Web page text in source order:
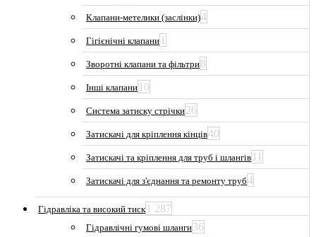
Клапани-метелики (заслінки)4
Гігієнічні клапани 1
Зворотні клапани та фільтри8
Інші клапани 10
Система затиску стрічки26
Затискачі для кріплення кінців40
Затискачі та кріплення для труб і шлангів 11
Затискачі для з'єднання та ремонту труб4
Гідравліка та високий тиск 1 287
Гідравлічні гумові шланги36